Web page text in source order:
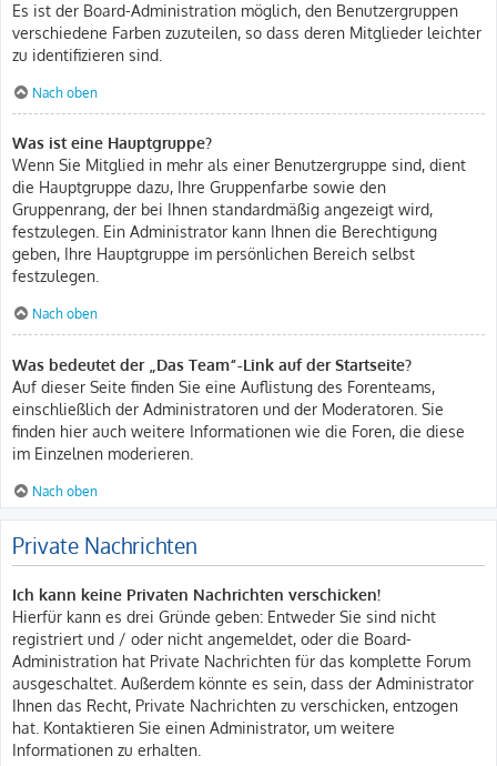
Es ist der Board-Administration möglich, den Benutzergruppen
verschiedene Farben zuzuteilen, so dass deren Mitglieder leichter
zu identifizieren sind.
Nach oben
Was ist eine Hauptgruppe?
Wenn Sie Mitglied in mehr als einer Benutzergruppe sind, dient
die Hauptgruppe dazu, Ihre Gruppenfarbe sowie den
Gruppenrang, der bei Ihnen standardmäßig angezeigt wird,
festzulegen. Ein Administrator kann Ihnen die Berechtigung
geben, Ihre Hauptgruppe im persönlichen Bereich selbst
festzulegen.
Nach oben
Was bedeutet der „Das Team“-Link auf der Startseite?
Auf dieser Seite finden Sie eine Auflistung des Forenteams,
einschließlich der Administratoren und der Moderatoren. Sie
finden hier auch weitere Informationen wie die Foren, die diese
im Einzelnen moderieren.
Nach oben
Private Nachrichten
Ich kann keine Privaten Nachrichten verschicken!
Hierfür kann es drei Gründe geben: Entweder Sie sind nicht
registriert und / oder nicht angemeldet, oder die Board-
Administration hat Private Nachrichten für das komplette Forum
ausgeschaltet. Außerdem könnte es sein, dass der Administrator
Ihnen das Recht, Private Nachrichten zu verschicken, entzogen
hat. Kontaktieren Sie einen Administrator, um weitere
Informationen zu erhalten.